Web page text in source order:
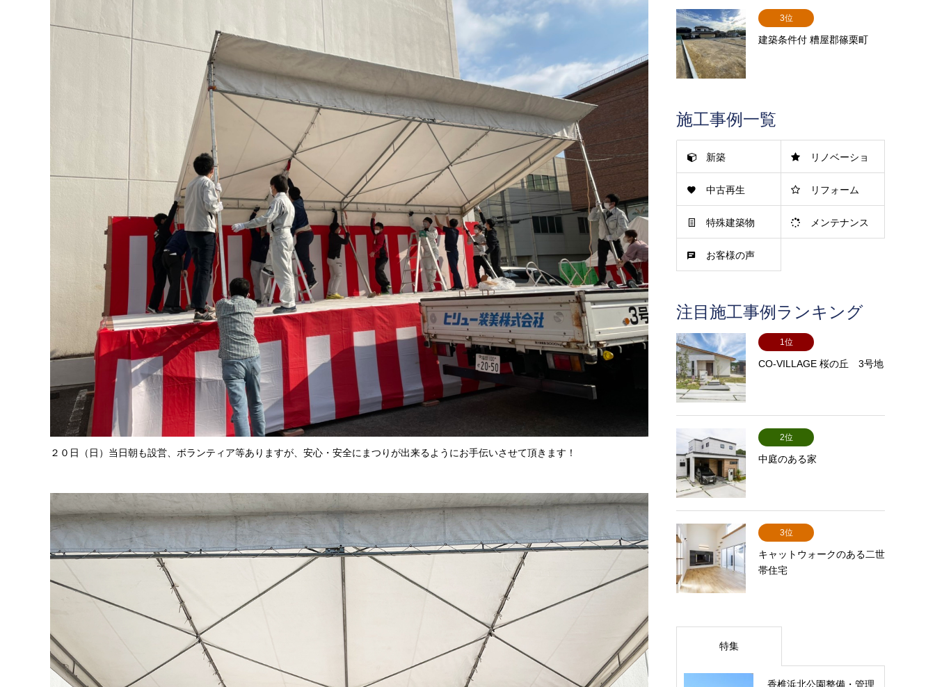
２０日（日）当日朝も設営、ボランティア等ありますが、安心・安全にまつりが出来るようにお手伝いさせて頂きます！
3位
建築条件付 糟屋郡篠栗町
施工事例一覧
新築 リノベーショ
ン
中古再生 リフォーム
特殊建築物 メンテナンス
お客様の声
注目施工事例ランキング
1位
CO-VILLAGE 桜の丘 3号地
2位
中庭のある家
3位
キャットウォークのある二世
帯住宅
特集
香椎浜北公園整備・管理